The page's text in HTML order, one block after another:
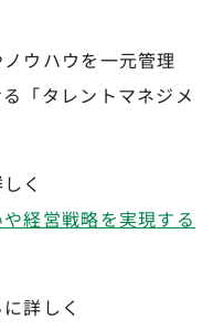
ウハウを一元管理
「タレントマネジメ
く
経営戦略を実現する
詳しく